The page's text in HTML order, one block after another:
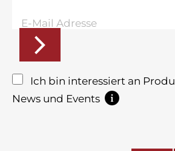
Ich bin interessiert an
News und Events